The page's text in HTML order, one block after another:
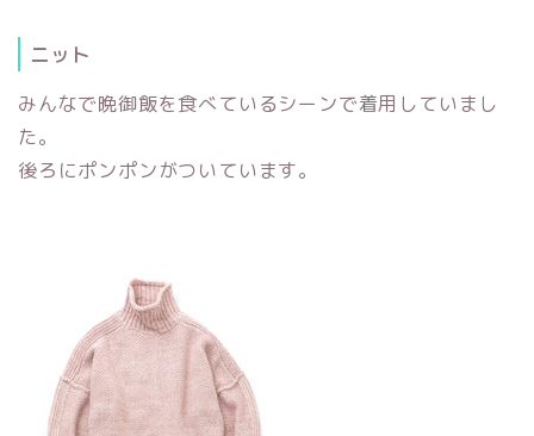
ニット
みんなで晩御飯を食べているシーンで着用していまし
た。
後ろにポンポンがついています。